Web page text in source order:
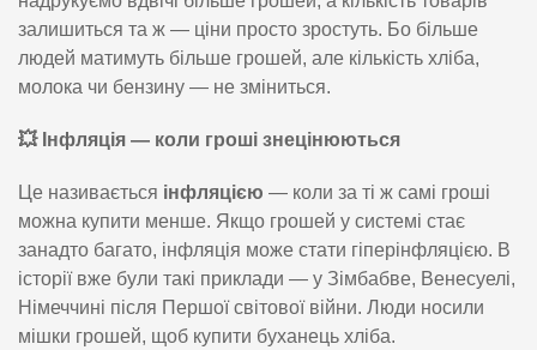
залишиться та ж — ціни просто зростуть. Бо більше
людей матимуть більше грошей, але кількість хліба,
молока чи бензину — не зміниться.
💥Інфляція — коли гроші знецінюються
Це називається інфляцією — коли за ті ж самі гроші
можна купити менше. Якщо грошей у системі стає
занадто багато, інфляція може стати гіперінфляцією. В
історії вже були такі приклади — у Зімбабве, Венесуелі,
Німеччині після Першої світової війни. Люди носили
мішки грошей, щоб купити буханець хліба.